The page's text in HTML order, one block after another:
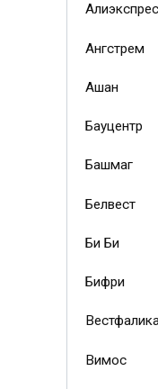
Ангстрем
Ашан
Бауцентр
Башмаг
Белвест
Би Би
Бифри
Вимос